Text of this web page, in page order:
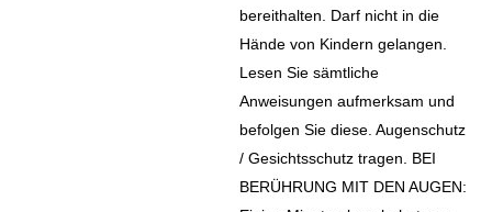
bereithalten. Darf nicht in die
Hände von Kindern gelangen.
Lesen Sie sämtliche
Anweisungen aufmerksam und
befolgen Sie diese. Augenschutz
/ Gesichtsschutz tragen. BEI
BERÜHRUNG MIT DEN AUGEN: